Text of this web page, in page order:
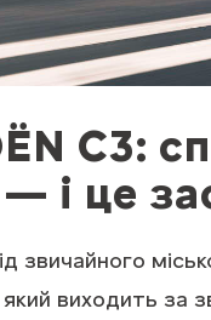
С3:
і це
звичайного
виходить за